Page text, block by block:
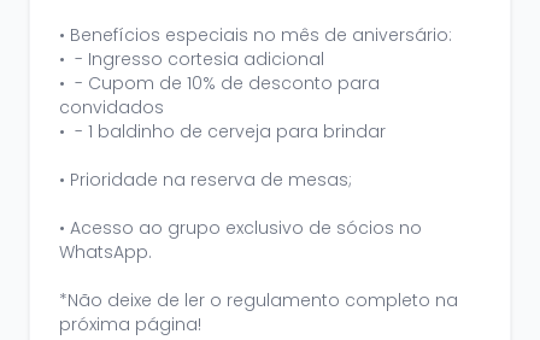
• Benefícios especiais no mês de aniversário:
• - Ingresso cortesia adicional
• - Cupom de 10% de desconto para
convidados
• - 1 baldinho de cerveja para brindar
• Prioridade na reserva de mesas;
• Acesso ao grupo exclusivo de sócios no
WhatsApp.
*Não deixe de ler o regulamento completo na
próxima página!